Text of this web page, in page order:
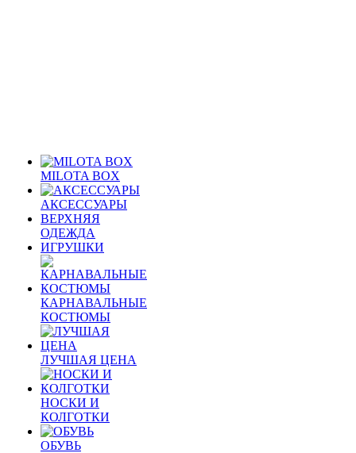
MILOTA BOX
АКСЕССУАРЫ
ВЕРХНЯЯ
ОДЕЖДА
ИГРУШКИ
КАРНАВАЛЬНЫЕ
КОСТЮМЫ
ЛУЧШАЯ ЦЕНА
НОСКИ И
КОЛГОТКИ
ОБУВЬ